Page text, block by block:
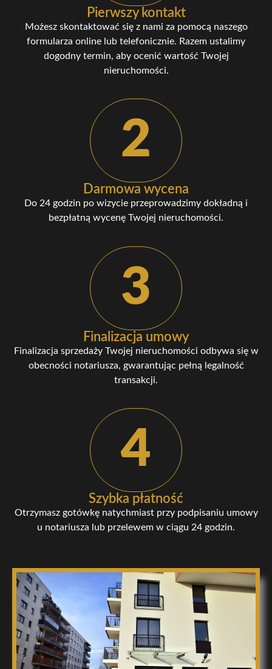
Pierwszy kontakt
Możesz skontaktować się z nami za pomocą naszego
formularza online lub telefonicznie. Razem ustalimy
dogodny termin, aby ocenić wartość Twojej
nieruchomości.
2
Darmowa wycena
Do 24 godzin po wizycie przeprowadzimy dokładną i
bezpłatną wycenę Twojej nieruchomości.
3
Finalizacja umowy
Finalizacja sprzedaży Twojej nieruchomości odbywa się w
obecności notariusza, gwarantując pełną legalność
transakcji.
4
Szybka płatność
Otrzymasz gotówkę natychmiast przy podpisaniu umowy
u notariusza lub przelewem w ciągu 24 godzin.